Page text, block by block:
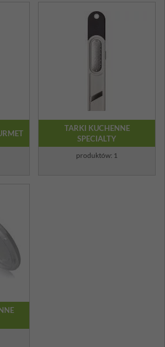
TARKI KUCHENNE
SPECIALTY
produktów: 1